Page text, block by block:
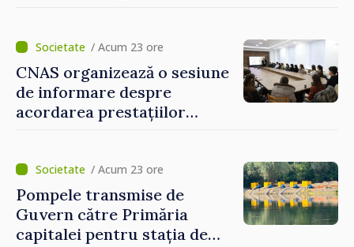
construi comunități mai
puternice”
/ Acum 23 ore
CNAS organizează o sesiune
de informare despre
acordarea prestațiilor
invitați să se înscrie la
eveniment
/ Acum 23 ore
Pompele transmise de
Guvern către Primăria
capitalei pentru stația de